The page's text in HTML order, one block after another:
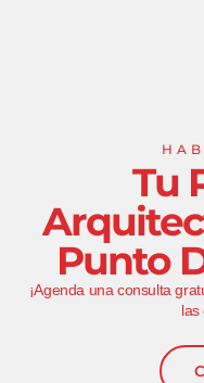
Tu
Punto
¡Agenda una consulta
las